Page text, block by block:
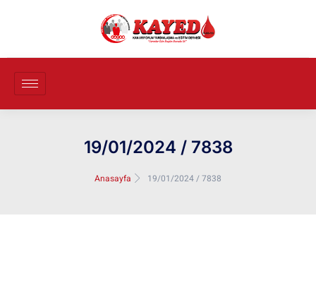
19/01/2024 / 7838
Anasayfa 19/01/2024 / 7838